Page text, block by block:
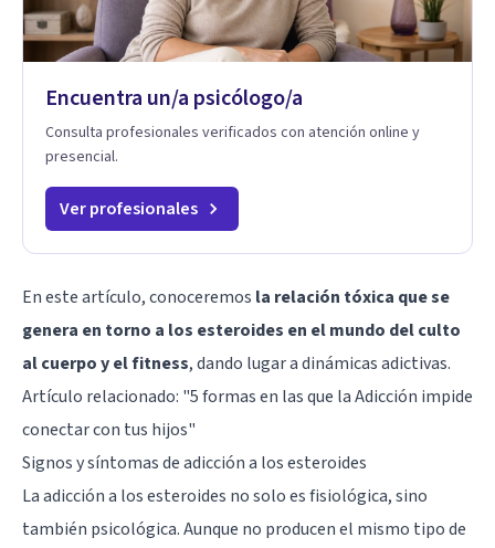
Encuentra un/a psicólogo/a
Consulta profesionales verificados con atención online y
presencial.
Ver profesionales
En este artículo, conoceremos la relación tóxica que se
genera en torno a los esteroides en el mundo del culto
al cuerpo y el fitness, dando lugar a dinámicas adictivas.
Artículo relacionado: "5 formas en las que la Adicción impide
conectar con tus hijos"
Signos y síntomas de adicción a los esteroides
La adicción a los esteroides no solo es fisiológica, sino
también psicológica. Aunque no producen el mismo tipo de